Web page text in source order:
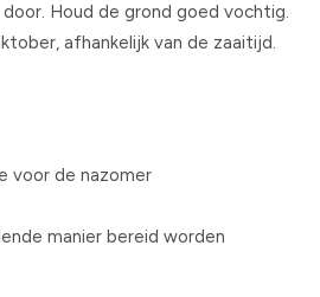
Houd de grond goed vochtig.
afhankelijk van de zaaitijd.
voor de nazomer
manier bereid worden